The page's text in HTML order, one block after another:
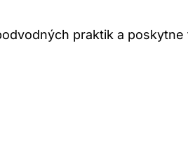
praktik a poskytne